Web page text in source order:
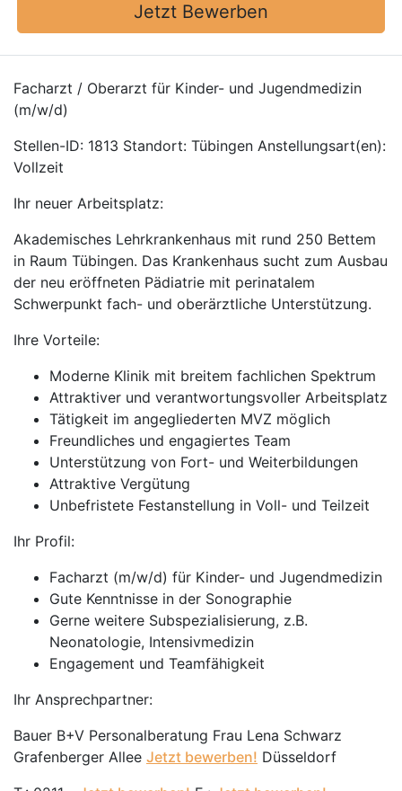
Jetzt Bewerben
Facharzt / Oberarzt für Kinder- und Jugendmedizin
(m/w/d)
Stellen-ID: 1813 Standort: Tübingen Anstellungsart(en):
Vollzeit
Ihr neuer Arbeitsplatz:
Akademisches Lehrkrankenhaus mit rund 250 Bettem
in Raum Tübingen. Das Krankenhaus sucht zum Ausbau
der neu eröffneten Pädiatrie mit perinatalem
Schwerpunkt fach- und oberärztliche Unterstützung.
Ihre Vorteile:
Moderne Klinik mit breitem fachlichen Spektrum
Attraktiver und verantwortungsvoller Arbeitsplatz
Tätigkeit im angegliederten MVZ möglich
Freundliches und engagiertes Team
Unterstützung von Fort- und Weiterbildungen
Attraktive Vergütung
Unbefristete Festanstellung in Voll- und Teilzeit
Ihr Profil:
Facharzt (m/w/d) für Kinder- und Jugendmedizin
Gute Kenntnisse in der Sonographie
Gerne weitere Subspezialisierung, z.B.
Neonatologie, Intensivmedizin
Engagement und Teamfähigkeit
Ihr Ansprechpartner:
Bauer B+V Personalberatung Frau Lena Schwarz
Grafenberger Allee Jetzt bewerben! Düsseldorf